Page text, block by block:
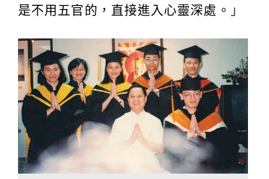
是不用五官的，直接進入心靈深處。 」